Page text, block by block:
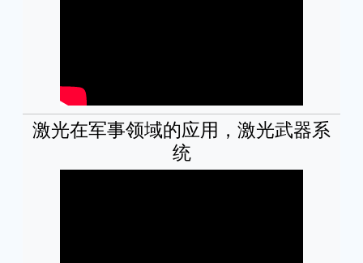
激光在军事领域的应用，激光武器系
统